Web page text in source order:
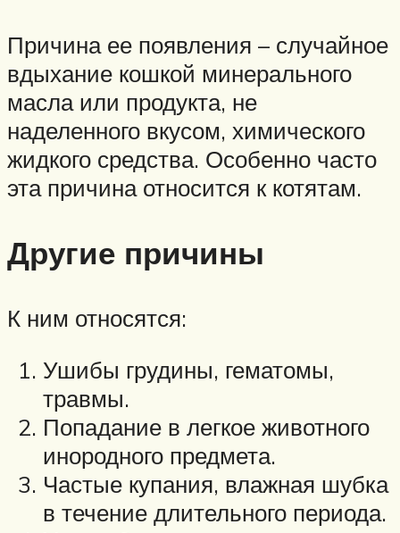
Причина ее появления – случайное
вдыхание кошкой минерального
масла или продукта, не
наделенного вкусом, химического
жидкого средства. Особенно часто
эта причина относится к котятам.
Другие причины
К ним относятся:
Ушибы грудины, гематомы,
травмы.
Попадание в легкое животного
инородного предмета.
Частые купания, влажная шубка
в течение длительного периода.